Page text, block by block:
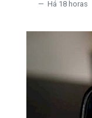
Há 18 horas